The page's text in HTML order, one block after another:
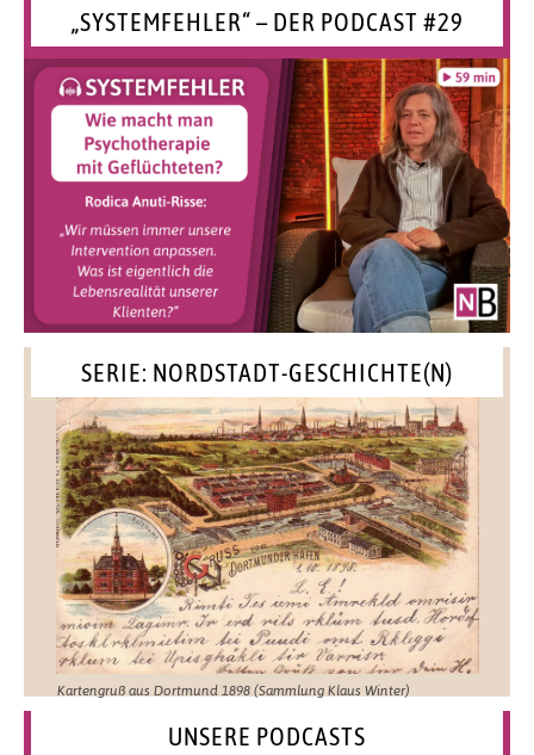
„SYSTEMFEHLER“ – DER PODCAST #29
SERIE: NORDSTADT-GESCHICHTE(N)
Kartengruß aus Dortmund 1898 (Sammlung Klaus Winter)
UNSERE PODCASTS